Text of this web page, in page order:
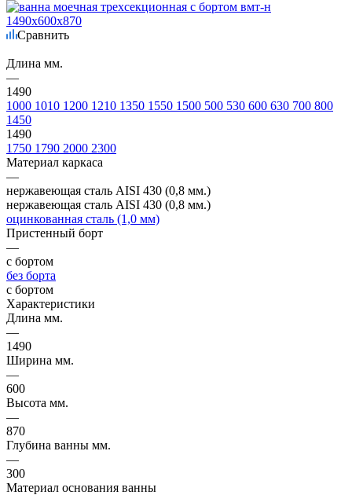
Сравнить
Длина мм.
—
1490
1000 1010 1200 1210 1350 1550 1500 500 530 600 630 700 800
1450
1490
1750 1790 2000 2300
Материал каркаса
—
нержавеющая сталь AISI 430 (0,8 мм.)
нержавеющая сталь AISI 430 (0,8 мм.)
оцинкованная сталь (1,0 мм)
Пристенный борт
—
с бортом
без борта
с бортом
Характеристики
Длина мм.
—
1490
Ширина мм.
—
600
Высота мм.
—
870
Глубина ванны мм.
—
300
Материал основания ванны